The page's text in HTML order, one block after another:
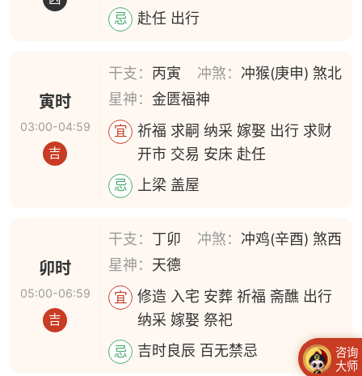
忌 赴任 出行
寅时
03:00-04:59
吉
干支： 丙寅 冲煞： 冲猴(庚申) 煞北
星神：金匮福神
宜
祈福 求嗣 纳采 嫁娶 出行 求财
开市 交易 安床 赴任
忌 上梁 盖屋
卯时
05:00-06:59
吉
干支： 丁卯 冲煞： 冲鸡(辛酉) 煞西
星神： 天德
宜
修造 入宅 安葬 祈福 斋醮 出行
纳采 嫁娶 祭祀
忌 吉时良辰 百无禁忌
咨询
大师